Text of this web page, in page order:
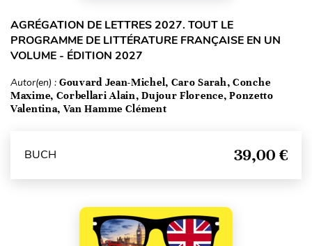
AGRÉGATION DE LETTRES 2027. TOUT LE
PROGRAMME DE LITTÉRATURE FRANÇAISE EN UN
VOLUME - ÉDITION 2027
Autor(en) : Gouvard Jean-Michel, Caro Sarah, Conche
Maxime, Corbellari Alain, Dujour Florence, Ponzetto
Valentina, Van Hamme Clément
BUCH 39,00 €